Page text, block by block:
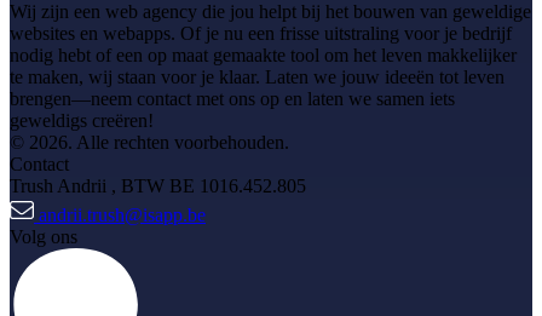
Wij zijn een web agency die jou helpt bij het bouwen van geweldige
websites en webapps. Of je nu een frisse uitstraling voor je bedrijf
nodig hebt of een op maat gemaakte tool om het leven makkelijker
te maken, wij staan voor je klaar. Laten we jouw ideeën tot leven
brengen—neem contact met ons op en laten we samen iets
geweldigs creëren!
© 2026. Alle rechten voorbehouden.
Contact
Trush Andrii , BTW BE 1016.452.805
andrii.trush@isapp.be
Volg ons